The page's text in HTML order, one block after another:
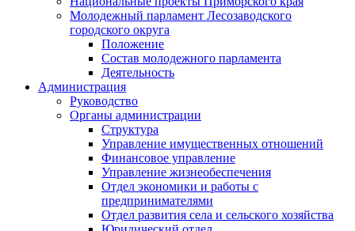
Молодежный парламент Лесозаводского
городского округа
Положение
Состав молодежного парламента
Деятельность
Администрация
Руководство
Органы администрации
Структура
Управление имущественных отношений
Финансовое управление
Управление жизнеобеспечения
Отдел экономики и работы с
предпринимателями
Отдел развития села и сельского хозяйства